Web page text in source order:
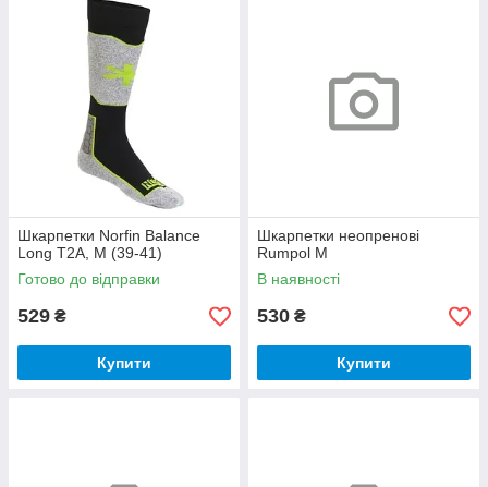
Шкарпетки Norfin Balance
Long T2A, M (39-41)
Готово до відправки
529 ₴
Купити
Шкарпетки неопренові
Rumpol M
В наявності
530 ₴
Купити